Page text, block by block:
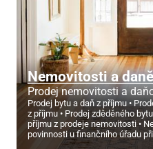
Nemovitosti a daně
Prodej nemovitosti a
Prodej bytu a daň z příjmu
z příjmu
Prodej zděděného
příjmu z prodeje nemovitosti
povinnosti u finančního úřadu